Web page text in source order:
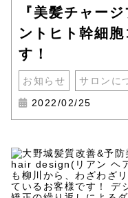
『美髪チャー
ントヒト幹細
す！
お知らせ サロンに
2022/02/25